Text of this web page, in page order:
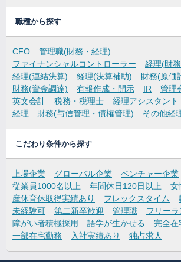
職種から探す
CFO
管理職(財務・経理)
ファイナンシャルコントローラー
経理(財
経理(連結決算)
経理(決算補助)
財務(原価
財務(資金調達)
有報作成・開示 IR
管理
英文会計
税務・税理士 経理アシスタント
経理 財務(与信管理・債権管理)
その他経
こだわり条件から探す
上場企業 グローバル企業 ベンチャー企業
従業員1000名以上
年間休日120日以上
女
産休育休取得実績あり
フレックスタイム
未経験可
第二新卒歓迎 管理職
フリーラ
障がい者積極採用
語学が生かせる
完全在
一部在宅勤務
入社実績あり 独占求人